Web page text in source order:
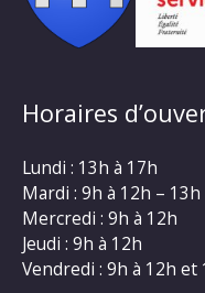
Horaires
Lundi : 13h à 17h
Mardi : 9h à 12h – 13h
Mercredi : 9h à 12h
Jeudi : 9h à 12h
Vendredi : 9h à 12h et